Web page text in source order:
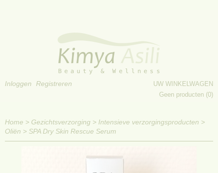
Inloggen Registreren
UW WINKELWAGEN
Geen producten (0)
Home > Gezichtsverzorging > Intensieve verzorgingsproducten >
Oliën > SPA Dry Skin Rescue Serum